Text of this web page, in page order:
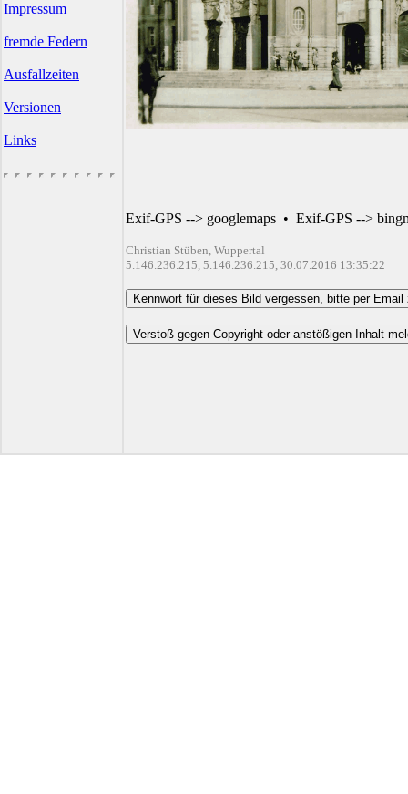
Impressum
fremde Federn
Ausfallzeiten
Versionen
Links
Exif-GPS --> googlemaps • Exif-GPS -->
Christian Stüben, Wuppertal
5.146.236.215, 5.146.236.215, 30.07.2016 13:35:22